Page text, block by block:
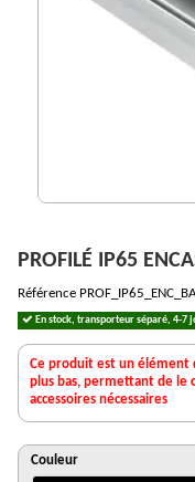
PROFILÉ IP65
Référence
En stock, transporteur séparé, 4-7
Ce produit est un élément
plus bas, permettant de le
accessoires nécessaires
Couleur